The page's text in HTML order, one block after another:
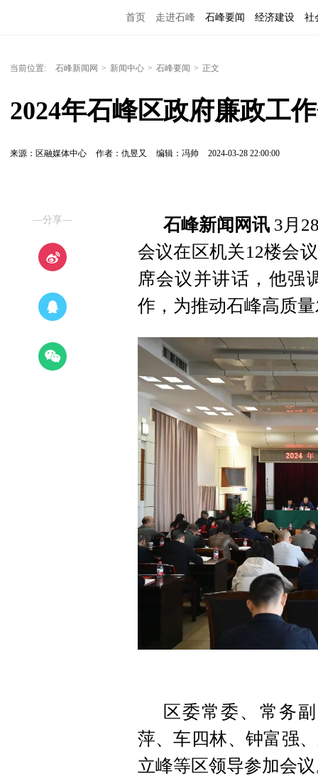
首页 走进石峰 石峰要闻 经济建设 社
当前位置: 石峰新闻网 > 新闻中心 > 石峰要闻 > 正文
2024年石峰区政府廉政工
来源：区融媒体中心 作者：仇昱又 编辑：冯帅 2024-03-28 22:00:00
—分享— 石峰新闻网讯 3月
会议在区机关12楼会
席会议并讲话，他强
作，为推动石峰高质
区委常委、常务
萍、车四林、钟富强
立峰等区领导参加会